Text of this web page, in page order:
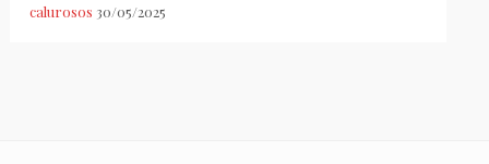
calurosos 30/05/2025